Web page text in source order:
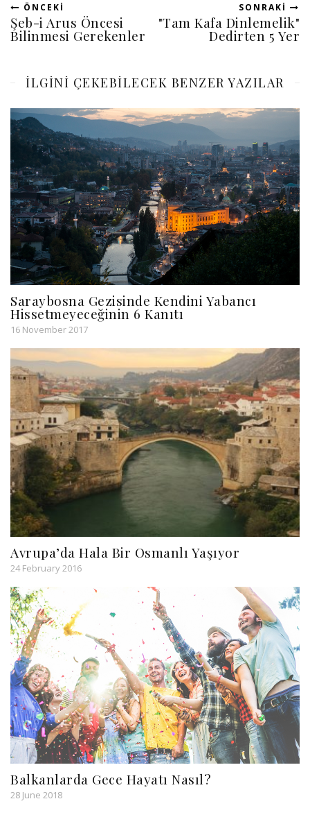
ÖNCEKI
Şeb-i Arus Öncesi
Bilinmesi Gerekenler
SONRAKI
"Tam Kafa Dinlemelik"
Dedirten 5 Yer
ILGINI ÇEKEBILECEK BENZER YAZILAR
Saraybosna Gezisinde Kendini Yabancı
Hissetmeyeceğinin 6 Kanıtı
16 November 2017
Avrupa’da Hala Bir Osmanlı Yaşıyor
24 February 2016
Balkanlarda Gece Hayatı Nasıl?
28 June 2018